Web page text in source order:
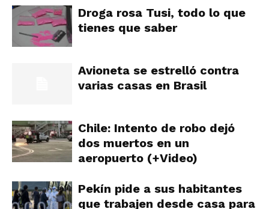
Droga rosa Tusi, todo lo que
tienes que saber
Avioneta se estrelló contra
varias casas en Brasil
Chile: Intento de robo dejó
dos muertos en un
aeropuerto (+Video)
Pekín pide a sus habitantes
que trabajen desde casa para